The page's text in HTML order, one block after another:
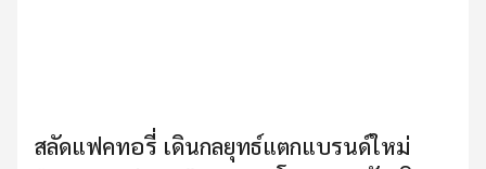
สลัดแฟคทอรี่ เดินกลยุทธ์แตกแบรนด์ใหม่